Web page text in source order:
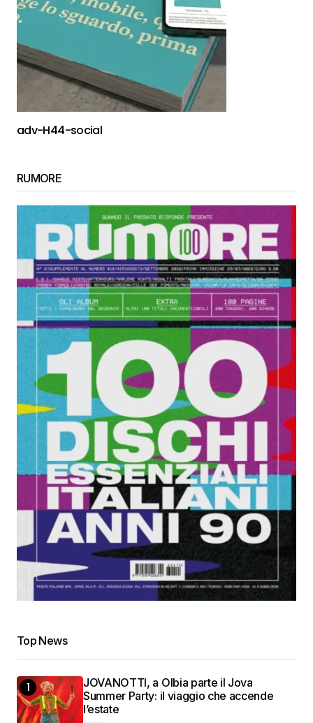
adv-H44-social
RUMORE
Top News
JOVANOTTI, a Olbia parte il Jova
Summer Party: il viaggio che accende
l’estate